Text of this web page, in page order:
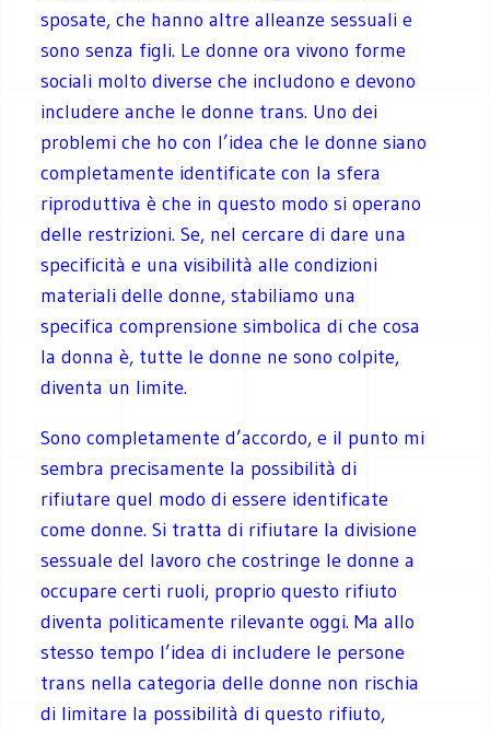
sposate, che hanno altre alleanze sessuali e
sono senza figli. Le donne ora vivono forme
sociali molto diverse che includono e devono
includere anche le donne trans. Uno dei
problemi che ho con l’idea che le donne siano
completamente identificate con la sfera
riproduttiva è che in questo modo si operano
delle restrizioni. Se, nel cercare di dare una
specificità e una visibilità alle condizioni
materiali delle donne, stabiliamo una
specifica comprensione simbolica di che cosa
la donna è, tutte le donne ne sono colpite,
diventa un limite.
Sono completamente d’accordo, e il punto mi
sembra precisamente la possibilità di
rifiutare quel modo di essere identificate
come donne. Si tratta di rifiutare la divisione
sessuale del lavoro che costringe le donne a
occupare certi ruoli, proprio questo rifiuto
diventa politicamente rilevante oggi. Ma allo
stesso tempo l’idea di includere le persone
trans nella categoria delle donne non rischia
di limitare la possibilità di questo rifiuto,